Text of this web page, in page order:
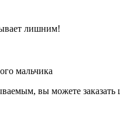
лишним!
мальчика
вы можете